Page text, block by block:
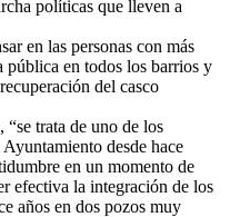
políticas que lleven a
en las personas con más
pública en todos los barrios y
del casco
trata de uno de los
desde hace
en un momento de
efectiva la integración de los
años en dos pozos muy